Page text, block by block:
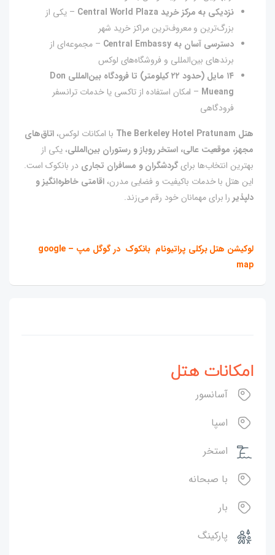
نزدیکی به مرکز خرید Central World Plaza
– یکی از
بزرگ‌ترین و معروف‌ترین مراکز خرید شهر
دسترسی آسان به Central Embassy
– مجموعه‌ای از
برندهای بین‌المللی و فروشگاه‌های لوکس
۱۴ مایل (حدود ۲۲ کیلومتر) تا فرودگاه بین‌المللی Don
Mueang – امکان استفاده از تاکسی یا خدمات ترانسفر
فرودگاهی
هتل The Berkeley Hotel Pratunam
با امکانات لوکس، اتاق‌های
مجهز، موقعیت عالی، استخر روباز و رستوران بین‌المللی، یکی از
بهترین انتخاب‌ها برایگردشگران و مسافران تجاری در بانکوک است.
این هتل با خدمات باکیفیت و فضایی مدرن،اقامتی خاطره‌انگیز و
دلپذیررا برای مهمانان خود رقم می‌زند.
لوکیشن هتل برکلی پراتیونام بانکوک در گوگل مپ – google
map
امکانات هتل
آسانسور
اسپا
استخر
با صبحانه
بار
پارکینگ